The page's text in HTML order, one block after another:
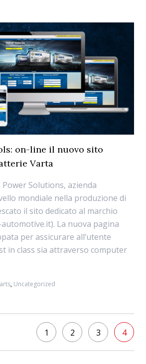
on-line il nuovo sito
Varta
Solutions, azienda
mondiale nella produzione di
il sito dedicato al marchio
La nuova pagina
per assicurare all’utente
in class sia attraverso computer
, Uncategorized
1 2 3 4